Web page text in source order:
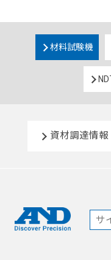
材料試験機
資材調達情報